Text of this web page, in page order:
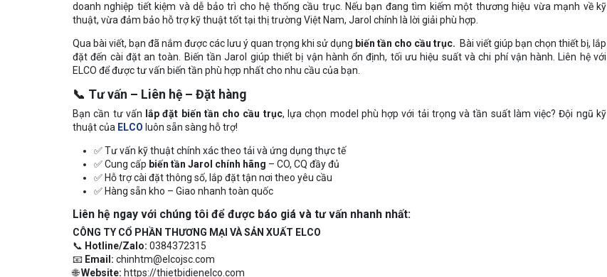
doanh nghiệp tiết kiệm và dễ bảo trì cho hệ thống cầu trục. Nếu bạn đang tìm kiếm một thương hiệu vừa mạnh về kỹ
thuật, vừa đảm bảo hỗ trợ kỹ thuật tốt tại thị trường Việt Nam, Jarol chính là lời giải phù hợp.
Qua bài viết, bạn đã nắm được các lưu ý quan trọng khi sử dụng biến tần cho cầu trục. Bài viết giúp bạn chọn thiết bị, lắp
đặt đến cài đặt an toàn. Biến tần Jarol giúp thiết bị vận hành ổn định, tối ưu hiệu suất và chi phí vận hành. Liên hệ với
ELCO để được tư vấn biến tần phù hợp nhất cho nhu cầu của bạn.
📞 Tư vấn – Liên hệ – Đặt hàng
Bạn cần tư vấn lắp đặt biến tần cho cầu trục, lựa chọn model phù hợp với tải trọng và tần suất làm việc? Đội ngũ kỹ
thuật của ELCO luôn sẵn sàng hỗ trợ!
✅ Tư vấn kỹ thuật chính xác theo tải và ứng dụng thực tế
✅ Cung cấp biến tần Jarol chính hãng – CO, CQ đầy đủ
✅ Hỗ trợ cài đặt thông số, lắp đặt tận nơi theo yêu cầu
✅ Hàng sẵn kho – Giao nhanh toàn quốc
Liên hệ ngay với chúng tôi để được báo giá và tư vấn nhanh nhất:
CÔNG TY CỔ PHẦN THƯƠNG MẠI VÀ SẢN XUẤT ELCO
📞 Hotline/Zalo: 0384372315
📧 Email: chinhtm@elcojsc.com
🌐Website: https://thietbidienelco.com